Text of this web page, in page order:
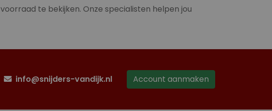
te bekijken. Onze specialisten helpen jou
info@snijders-vandijk.nl Account aanmaken